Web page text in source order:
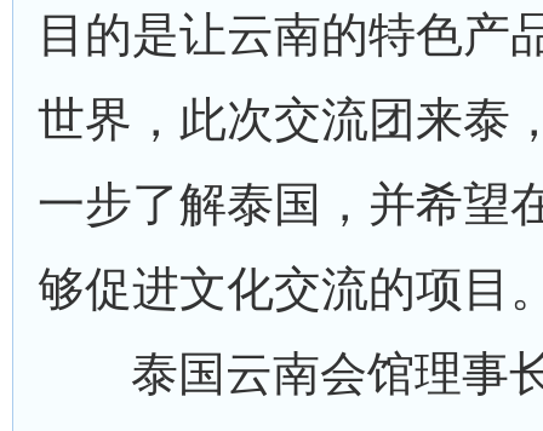
目的是让云南的特色产
世界，此次交流团来泰
一步了解泰国，并希望
够促进文化交流的项目
泰国云南会馆理事